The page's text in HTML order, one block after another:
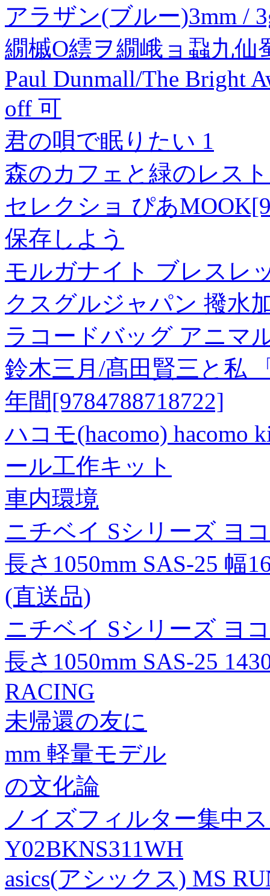
アラザン(ブルー)3mm /
繝槭Ο繧ヲ繝峨ョ蝨九仙
Paul Dunmall/The Bright
off 可
君の唄で眠りたい 1
森のカフェと緑のレス
セレクショ ぴあ
保存しよう
モルガナイト ブレスレ
クスグルジャパン 撥水
ラコードバッグ アニマ
鈴木三月/髙田賢三と私
年間[9784788718722]
ハコモ(hacomo) hacomo
ール工作キット
車内環境
ニチベイ Sシリーズ ヨ
長さ1050mm SAS-25 幅
(直送品)
ニチベイ Sシリーズ ヨ
長さ1050mm SAS-25
RACING
未帰還の友に
mm 軽量モデル
の文化論
ノイズフィルター集中
Y02BKNS311WH
asics(アシックス) MS